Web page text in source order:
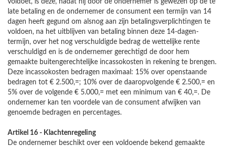
voldoet, is deze, nadat hij door de ondernemer is gewezen op de te
late betaling en de ondernemer de consument een termijn van 14
dagen heeft gegund om alsnog aan zijn betalingsverplichtingen te
voldoen, na het uitblijven van betaling binnen deze 14-dagen-
termijn, over het nog verschuldigde bedrag de wettelijke rente
verschuldigd en is de ondernemer gerechtigd de door hem
gemaakte buitengerechtelijke incassokosten in rekening te brengen.
Deze incassokosten bedragen maximaal: 15% over openstaande
bedragen tot € 2.500,=; 10% over de daaropvolgende € 2.500,= en
5% over de volgende € 5.000,= met een minimum van € 40,=. De
ondernemer kan ten voordele van de consument afwijken van
genoemde bedragen en percentages.
Artikel 16 - Klachtenregeling
De ondernemer beschikt over een voldoende bekend gemaakte